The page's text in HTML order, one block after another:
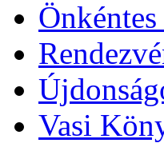
Vasi